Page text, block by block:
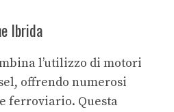
Ibrida
l’utilizzo di motori
offrendo numerosi
ferroviario. Questa